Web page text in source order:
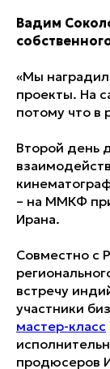
Вадим
«Мы
проекты. На
потому что в
Второй день
– на ММКФ
Ирана.
Совместно
встречу
участники
мастер-класс
продюсеров